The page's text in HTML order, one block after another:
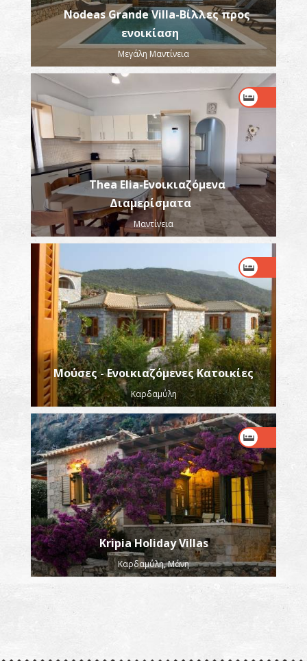
Nodeas Grande Villa-Βίλλες προς
ενοικίαση
Μεγάλη Μαντίνεια
Thea Elia-Ενοικιαζόμενα
Διαμερίσματα
Μαντίνεια
Μούσες - Ενοικιαζόμενες Κατοικίες
Καρδαμύλη
Kripia Holiday Villas
Καρδαμύλη, Μάνη